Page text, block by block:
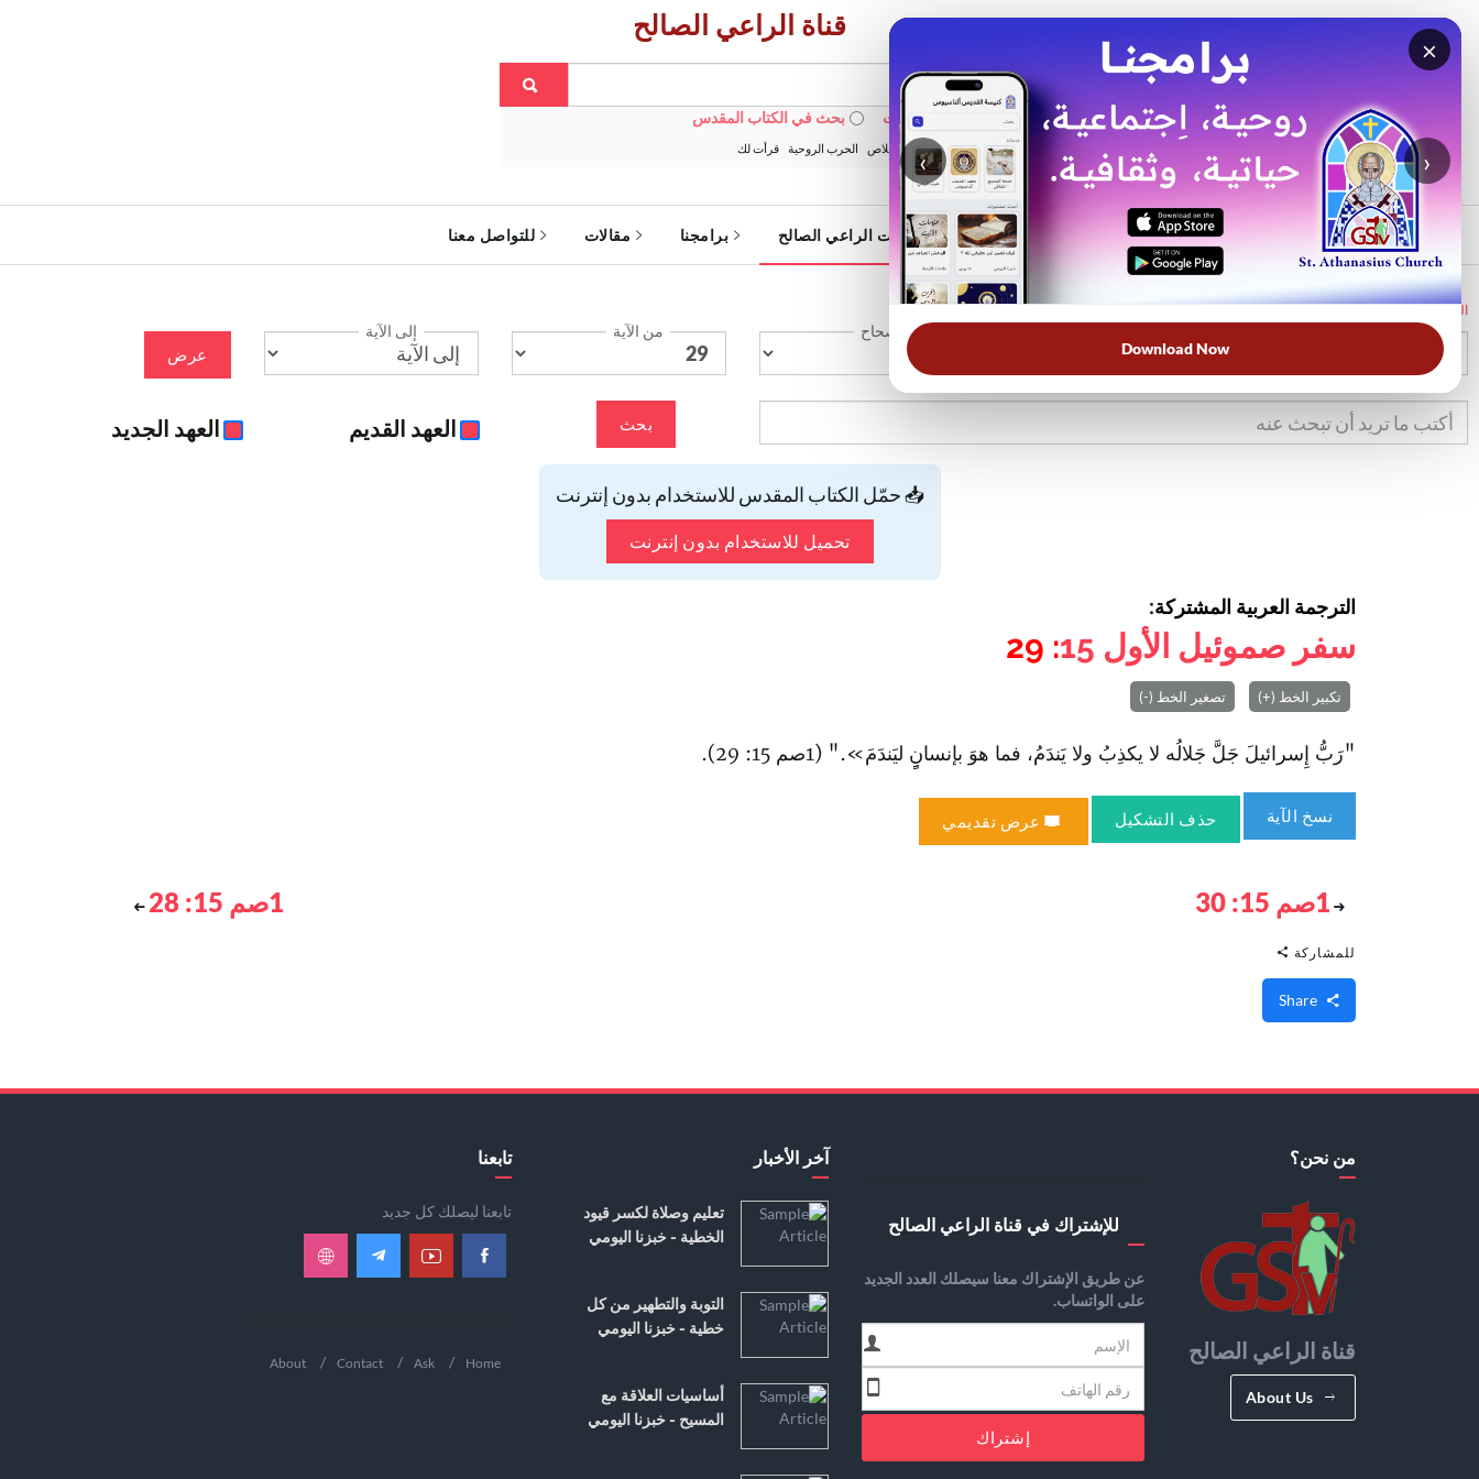
×
‹ ›
Download Now
قناة الراعي الصالح
بحث في الويبسايت بحث في الكتاب المقدس
الأكثر بحثًا: خبزنا اليومي الخلاص الحرب الروحية قرأت لك
الرئيسية خدمات الراعي الصالح برامجنا مقالات للتواصل معنا
الرئيسية
الإصحاح من الآية إلى الآية
عرض
بحث العهد القديم العهد الجديد
📥 حمّل الكتاب المقدس للاستخدام بدون إنترنت
تحميل للاستخدام بدون إنترنت
الترجمة العربية المشتركة:
سفر صموئيل الأول 15
: 29
تكبير الخط (+) تصغير الخط (-)
"رَبُّ إِسرائيلَ جَلَّ جَلالُه لا يكذِبُ ولا يَندَمُ، فما هوَ بإنسانٍِ ليَندَمَ»." (1صم 15: 29).
نسخ الآية حذف التشكيل عرض تقديمي
1صم 15: 30 1صم 15: 28
للمشاركة
من نحن؟
قناة الراعي الصالح
About Us
للإشتراك في قناة الراعي الصالح
عن طريق الإشتراك معنا سيصلك العدد الجديد
على الواتساب.
إشتراك
آخر الأخبار
تعليم وصلاة لكسر قيود
الخطية - خبزنا اليومي
التوبة والتطهير من كل
خطية - خبزنا اليومي
أساسيات العلاقة مع
المسيح - خبزنا اليومي
تابعنا
تابعنا ليصلك كل جديد
Home
Ask
Contact
About